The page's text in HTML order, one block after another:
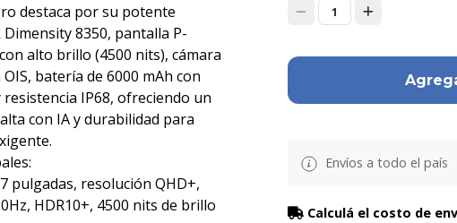
destaca por su potente
8350, pantalla P-
alto brillo (4500 nits), cámara
batería de 6000 mAh con
IP68, ofreciendo un
con IA y durabilidad para
pulgadas, resolución QHD+,
HDR10+, 4500 nits de brillo
1
Envíos a todo el país
Calculá el costo de